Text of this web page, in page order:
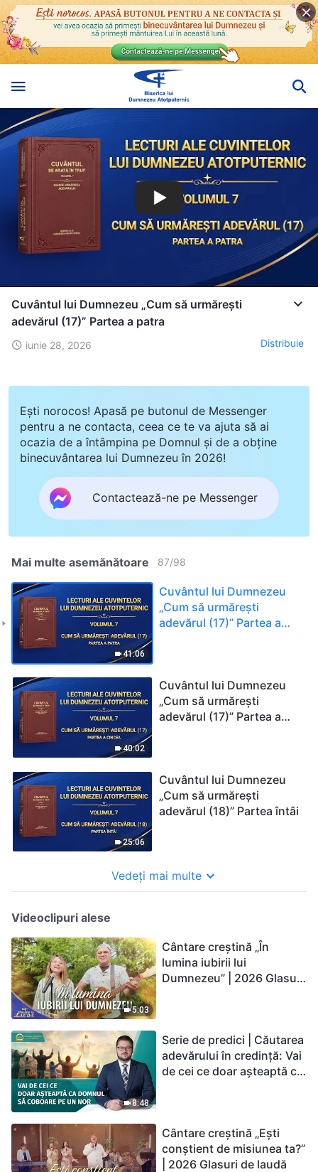
Cuvântul lui Dumnezeu „Cum să urmărești
adevărul (17)” Partea a patra
iunie 28, 2026 Distribuie
Ești norocos! Apasă pe butonul de Messenger
pentru a ne contacta, ceea ce te va ajuta să ai
ocazia de a întâmpina pe Domnul și de a obține
binecuvântarea lui Dumnezeu în 2026!
Contactează-ne pe Messenger
Mai multe asemănătoare 87/98
41:06
Cuvântul lui Dumnezeu
„Cum să urmărești
adevărul (17)” Partea a
40:02
Cuvântul lui Dumnezeu
„Cum să urmărești
adevărul (17)” Partea a
25:06
Cuvântul lui Dumnezeu
„Cum să urmărești
adevărul (18)” Partea întâi
Vedeți mai multe
Videoclipuri alese
5:03
Cântare creștină „În
lumina iubirii lui
Dumnezeu” | 2026 Glasuri
8:48
Serie de predici | Căutarea
adevărului în credință: Vai
de cei ce doar așteaptă ca
Cântare creștină „Ești
conștient de misiunea ta?”
| 2026 Glasuri de laudă